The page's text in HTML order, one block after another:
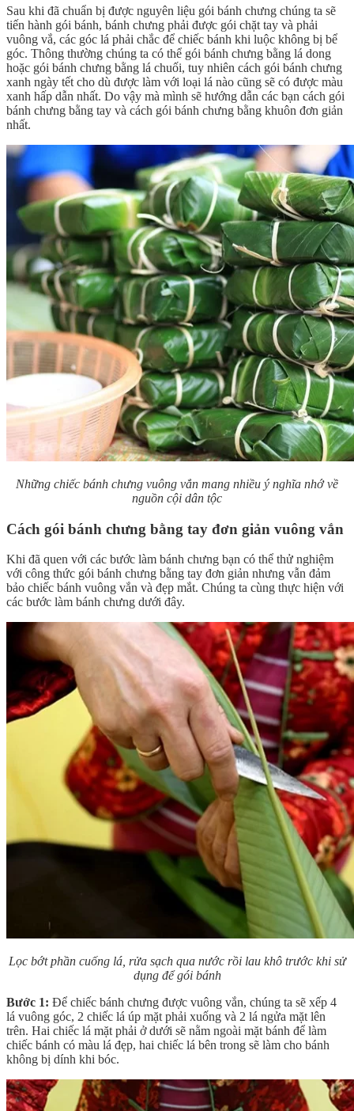
Sau khi đã chuẩn bị được nguyên liệu gói bánh chưng chúng ta sẽ
tiến hành gói bánh, bánh chưng phải được gói chặt tay và phải
vuông vắ, các góc lá phải chắc để chiếc bánh khi luộc không bị bể
góc. Thông thường chúng ta có thể gói bánh chưng bằng lá dong
hoặc gói bánh chưng bằng lá chuối, tuy nhiên cách gói bánh chưng
xanh ngày tết cho dù được làm với loại lá nào cũng sẽ có được màu
xanh hấp dẫn nhất. Do vậy mà mình sẽ hướng dẫn các bạn cách gói
bánh chưng bằng tay và cách gói bánh chưng bằng khuôn đơn giản
nhất.
Những chiếc bánh chưng vuông vắn mang nhiều ý nghĩa nhớ về
nguồn cội dân tộc
Cách gói bánh chưng bằng tay đơn giản vuông vắn
Khi đã quen với các bước làm bánh chưng bạn có thể thử nghiệm
với công thức gói bánh chưng bằng tay đơn giản nhưng vẫn đảm
bảo chiếc bánh vuông vắn và đẹp mắt. Chúng ta cùng thực hiện với
các bước làm bánh chưng dưới đây.
Lọc bớt phần cuống lá, rửa sạch qua nước rồi lau khô trước khi sử
dụng để gói bánh
Bước 1: Để chiếc bánh chưng được vuông vắn, chúng ta sẽ xếp 4
lá vuông góc, 2 chiếc lá úp mặt phải xuống và 2 lá ngửa mặt lên
trên. Hai chiếc lá mặt phải ở dưới sẽ nằm ngoài mặt bánh để làm
chiếc bánh có màu lá đẹp, hai chiếc lá bên trong sẽ làm cho bánh
không bị dính khi bóc.